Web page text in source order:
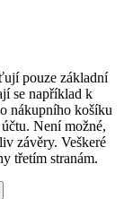
pouze základní
se například k
nákupního košíku
Není možné,
závěry. Veškeré
třetím stranám.